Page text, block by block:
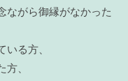
ながら御縁がなかった
る方、
、